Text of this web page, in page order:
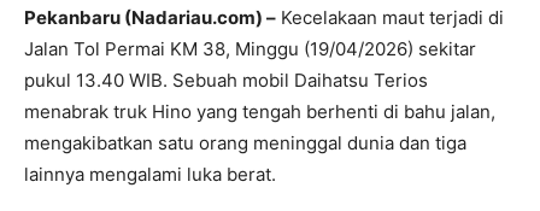
Pekanbaru (Nadariau.com) – Kecelakaan maut terjadi di
Jalan Tol Permai KM 38, Minggu (19/04/2026) sekitar
pukul 13.40 WIB. Sebuah mobil Daihatsu Terios
menabrak truk Hino yang tengah berhenti di bahu jalan,
mengakibatkan satu orang meninggal dunia dan tiga
lainnya mengalami luka berat.